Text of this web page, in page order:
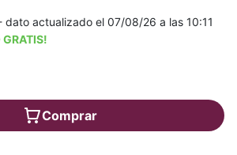
dato actualizado el 07/08/26 a las 10:11
GRATIS!
Comprar